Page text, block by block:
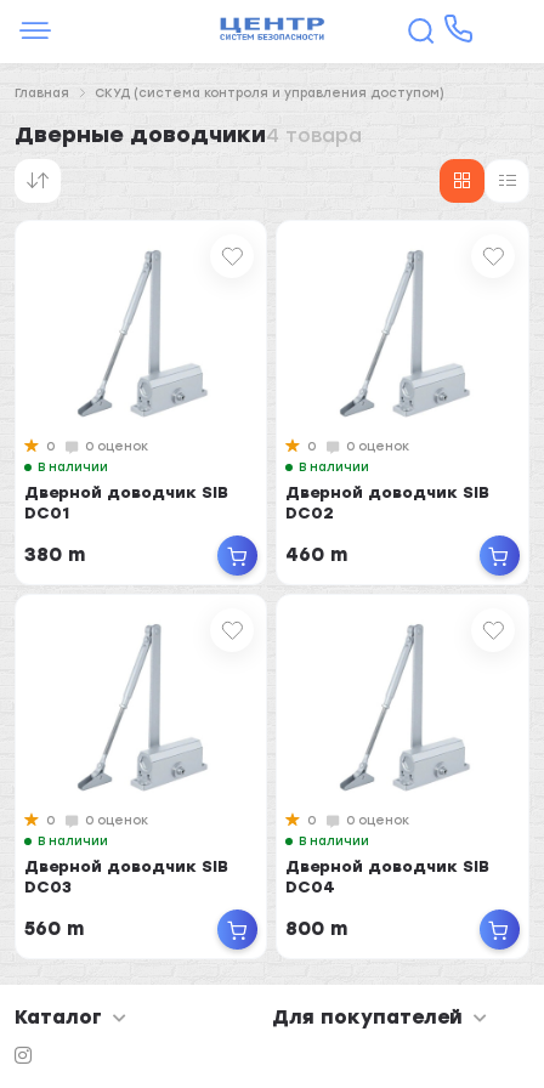
Главная СКУД (система контроля и управления доступом)
Дверные доводчики4 товара
0
0 оценок
В наличии
Дверной доводчик SIB
DC01
380 m
0
0 оценок
В наличии
Дверной доводчик SIB
DC02
460 m
0
0 оценок
В наличии
Дверной доводчик SIB
DC03
560 m
0
0 оценок
В наличии
Дверной доводчик SIB
DC04
800 m
Каталог Для покупателей